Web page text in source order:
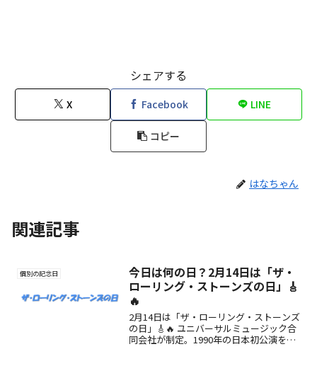
シェアする
X Facebook LINE
コピー
はなちゃん
関連記事
個別の記念日
今日は何の日？2月14日は「ザ・
ローリング・ストーンズの日」🎸
🔥
2月14日は「ザ・ローリング・ストーンズ
の日」🎸🔥 ユニバーサルミュージック合
同会社が制定。1990年の日本初公演を記